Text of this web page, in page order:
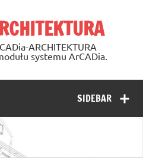
ARCHITEKTURA
systemu ArCADia.
SIDEBAR